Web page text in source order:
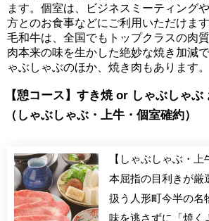
ます。個室は、ビジネスミーティング
方とのお食事などにご利用いただけま
毛和牛は、全国でもトップクラスの肉
肉本来の味を生かした絶妙な焼き加減
ゃぶしゃぶのほか、焼き肉もあります。
【憩コース】すき焼 or しゃぶしゃ
（しゃぶしゃぶ・上牛・個室確約）
【しゃぶしゃぶ・上
本屈指の目利きが厳
扱う人形町今半の名
味を逃さずに「焼く